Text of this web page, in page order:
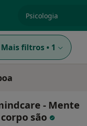
Mais filtros • 1
- Mente
são